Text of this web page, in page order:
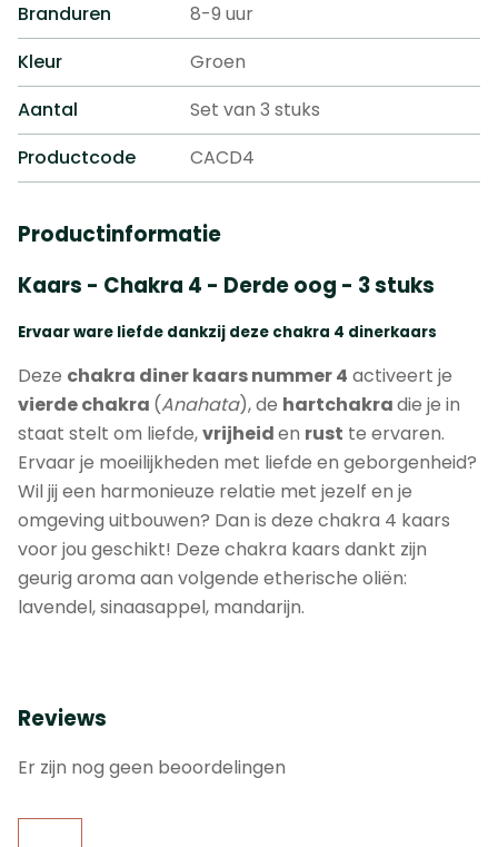
Branduren
8-9 uur
Kleur
Groen
Aantal
Set van 3 stuks
Productcode
CACD4
Productinformatie
Kaars - Chakra 4 - Derde oog - 3 stuks
Ervaar ware liefde dankzij deze chakra 4 dinerkaars
Deze chakra diner kaars nummer 4 activeert je
vierdechakra (Anahata), de hartchakradie je in
staat stelt om liefde,vrijheiden rust te ervaren.
Ervaar je moeilijkheden met liefde en geborgenheid?
Wil jij een harmonieuze relatie met jezelf en je
omgeving uitbouwen? Dan is deze chakra 4 kaars
voor jou geschikt! Deze chakra kaars dankt zijn
geurig aroma aan volgende etherische oliën:
lavendel, sinaasappel, mandarijn.
Reviews
Er zijn nog geen beoordelingen